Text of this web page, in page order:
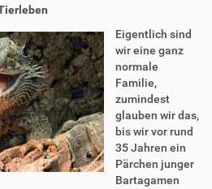
Eigentlich sind
wir eine ganz
normale
Familie,
zumindest
glauben wir das,
bis wir vor rund
35 Jahren ein
Pärchen junger
Bartagamen